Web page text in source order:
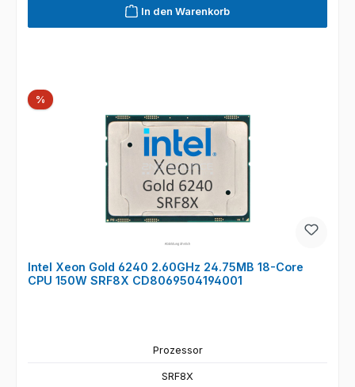
In den Warenkorb
%Rabatt
Intel Xeon Gold 6240 2.60GHz 24.75MB 18-Core
CPU 150W SRF8X CD8069504194001
Prozessor
SRF8X